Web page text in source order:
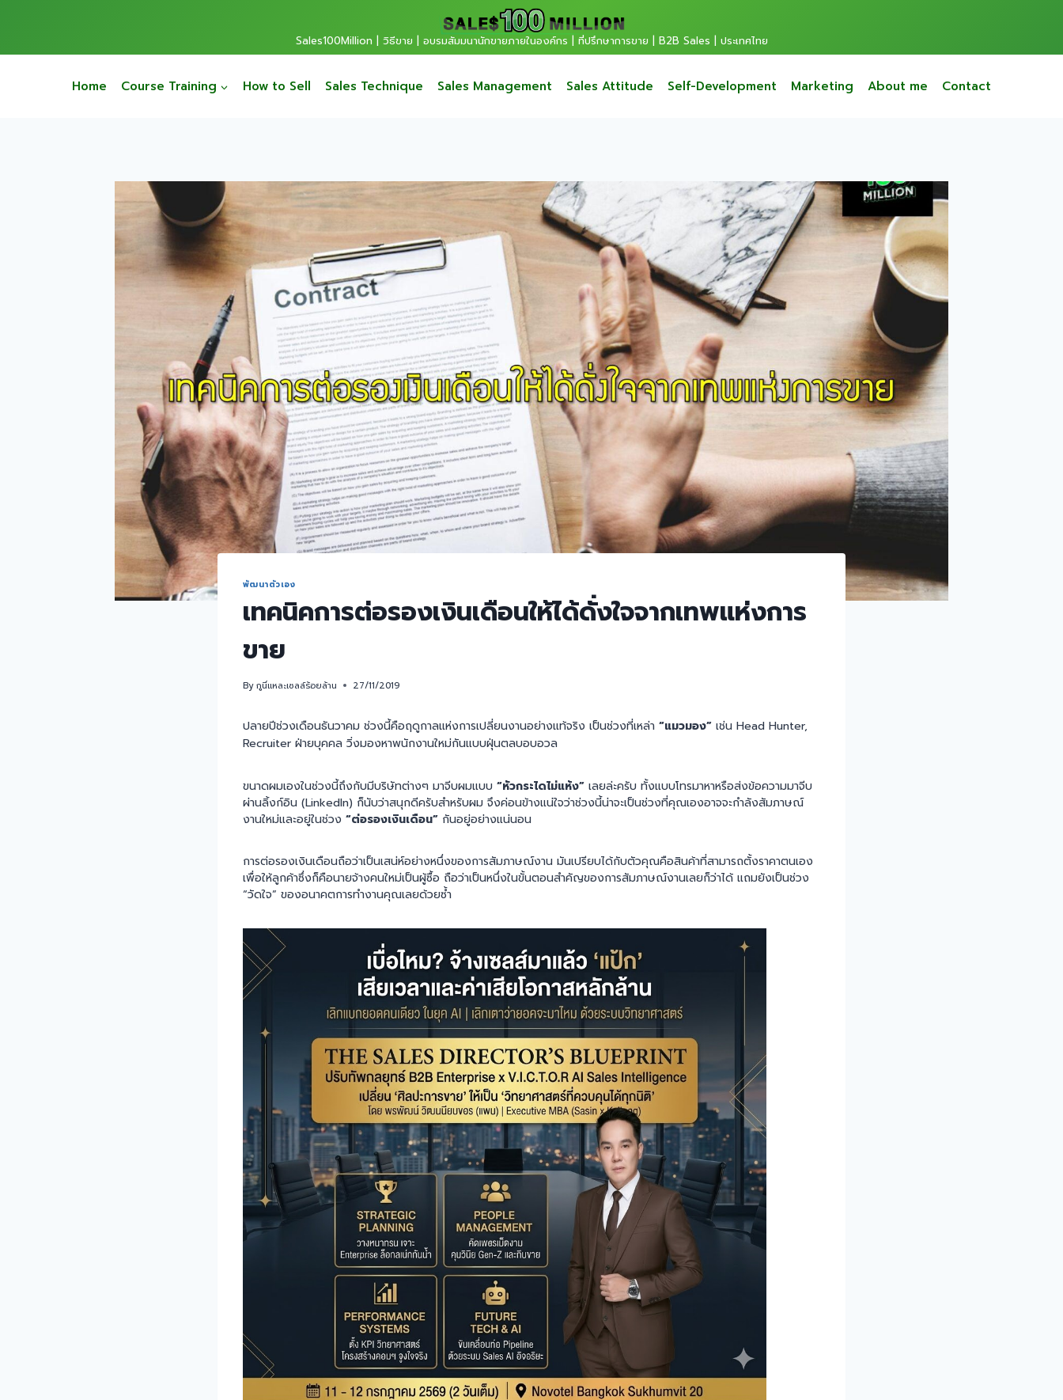
Sales100Million | วิธีขาย | อบรมสัมมนานักขายภายในองค์กร | ที่ปรึกษาการขาย | B2B Sales | ประเทศไทย
Home Course Training How to Sell Sales Technique Sales Management Sales Attitude Self-Development Marketing About me Contact
พัฒนาตัวเอง
เทคนิคการต่อรองเงินเดือนให้ได้ดั่งใจจากเทพแห่งการ
ขาย
Byกูนี่แหละเซลล์ร้อยล้าน 27/11/2019
ปลายปีช่วงเดือนธันวาคม ช่วงนี้คือฤดูกาลแห่งการเปลี่ยนงานอย่างแท้จริง เป็นช่วงที่เหล่า “แมวมอง” เช่น Head Hunter,
Recruiter ฝ่ายบุคคล วิ่งมองหาพนักงานใหม่กันแบบฝุ่นตลบอบอวล
ขนาดผมเองในช่วงนี้ถึงกับมีบริษัทต่างๆ มาจีบผมแบบ “หัวกระไดไม่แห้ง” เลยล่ะครับ ทั้งแบบโทรมาหาหรือส่งข้อความมาจีบ
ผ่านลิ้งก์อิน (LinkedIn) ก็นับว่าสนุกดีครับสำหรับผม จึงค่อนข้างแน่ใจว่าช่วงนี้น่าจะเป็นช่วงที่คุณเองอาจจะกำลังสัมภาษณ์
งานใหม่และอยู่ในช่วง “ต่อรองเงินเดือน” กันอยู่อย่างแน่นอน
การต่อรองเงินเดือนถือว่าเป็นเสน่ห์อย่างหนึ่งของการสัมภาษณ์งาน มันเปรียบได้กับตัวคุณคือสินค้าที่สามารถตั้งราคาตนเอง
เพื่อให้ลูกค้าซึ่งก็คือนายจ้างคนใหม่เป็นผู้ซื้อ ถือว่าเป็นหนึ่งในขั้นตอนสำคัญของการสัมภาษณ์งานเลยก็ว่าได้ แถมยังเป็นช่วง
“วัดใจ” ของอนาคตการทำงานคุณเลยด้วยซ้ำ